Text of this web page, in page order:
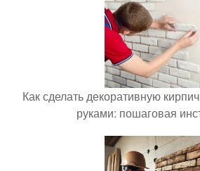
Как сделать декоративную
руками: пошаговая